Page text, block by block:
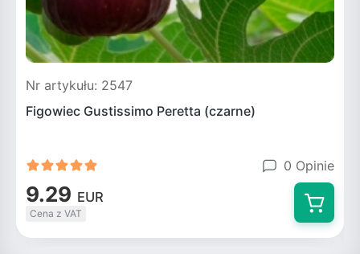
Nr artykułu: 2547
Figowiec Gustissimo Peretta (czarne)
0 Opinie
9.29 EUR
Cena z VAT